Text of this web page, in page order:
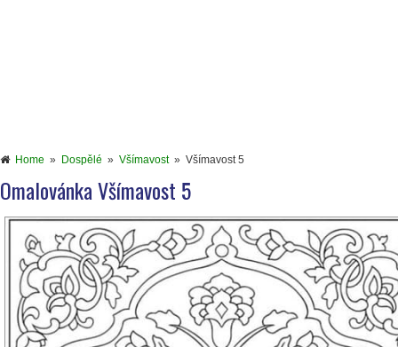
Home » Dospělé » Všímavost» Všímavost 5
Omalovánka Všímavost 5